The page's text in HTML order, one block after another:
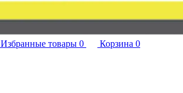
Избранные товары 0 Корзина 0